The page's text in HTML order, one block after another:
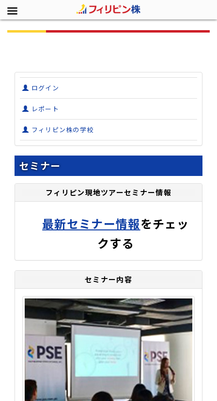
ログイン
レポート
フィリピン株の学校
セミナー
フィリピン現地ツアーセミナー情報
最新セミナー情報をチェッ
クする
セミナー内容